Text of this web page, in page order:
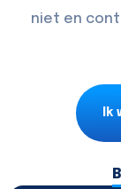
niet en